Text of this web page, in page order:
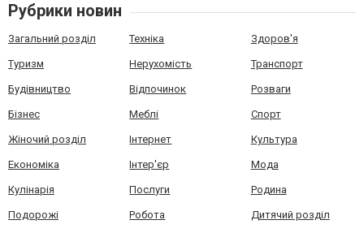
Рубрики новин
Загальний розділ Техніка Здоров'я
Туризм Нерухомість Транспорт
Будівництво Відпочинок Розваги
Бізнес Меблі Спорт
Жіночий розділ Інтернет Культура
Економіка Інтер'єр Мода
Кулінарія Послуги Родина
Подорожі Робота Дитячий розділ